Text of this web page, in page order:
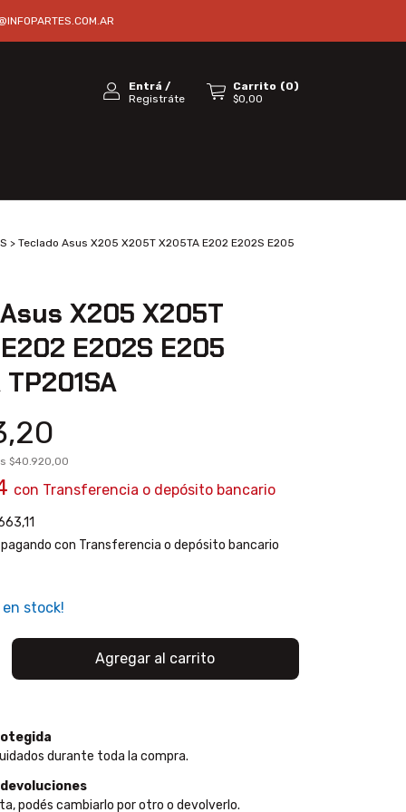
Entrá /
Registráte
Carrito (0)
$0,00
> Teclado Asus X205 X205T X205TA E202 E202S E205
X205 X205T
E202S E205
$40.920,00
con Transferencia o depósito bancario
pagando con Transferencia o depósito bancario
stock!
durante toda la compra.
podés cambiarlo por otro o devolverlo.